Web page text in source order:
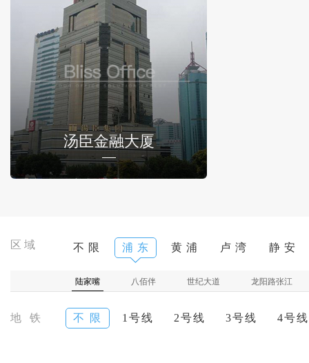
汤臣金融大厦
区域 不 限 浦 东 黄 浦 卢 湾 静 安
陆家嘴 八佰伴 世纪大道 龙阳路张江
地 铁 不 限 1号线 2号线 3号线 4号线